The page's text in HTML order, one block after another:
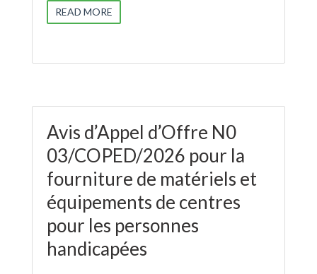
READ MORE
Avis d’Appel d’Offre N0
03/COPED/2026 pour la
fourniture de matériels et
équipements de centres
pour les personnes
handicapées